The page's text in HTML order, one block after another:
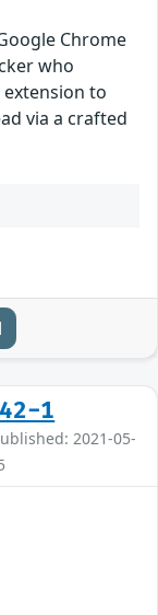
Chrome
who
to
via a crafted
1
2021-05-